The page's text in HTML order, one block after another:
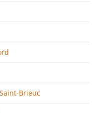
Brieuc